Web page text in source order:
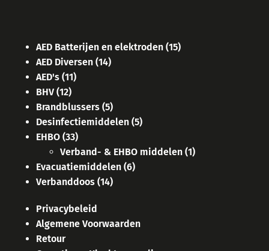
AED Batterijen en elektroden (15)
AED Diversen (14)
AED's (11)
BHV (12)
Brandblussers (5)
Desinfectiemiddelen (5)
EHBO (33)
Verband- & EHBO middelen (1)
Evacuatiemiddelen (6)
Verbanddoos (14)
Privacybeleid
Algemene Voorwaarden
Retour